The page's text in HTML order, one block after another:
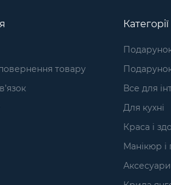
повернення товару
Категорії
Все для
Для кухні
Краса і
Манікюр